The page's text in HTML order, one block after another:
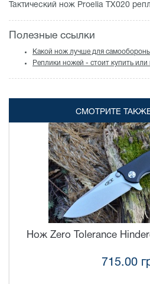
Тактический нож Proelia TX020
Полезные ссылки
Какой нож лучше для
Реплики ножей - стоит купить или
СМОТРИТЕ
Нож Zero Tolerance
715.00